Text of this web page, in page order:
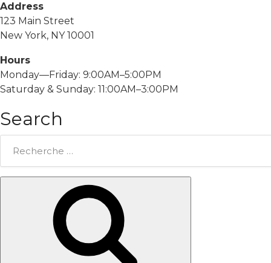
Address
123 Main Street
New York, NY 10001
Hours
Monday—Friday: 9:00AM–5:00PM
Saturday & Sunday: 11:00AM–3:00PM
Search